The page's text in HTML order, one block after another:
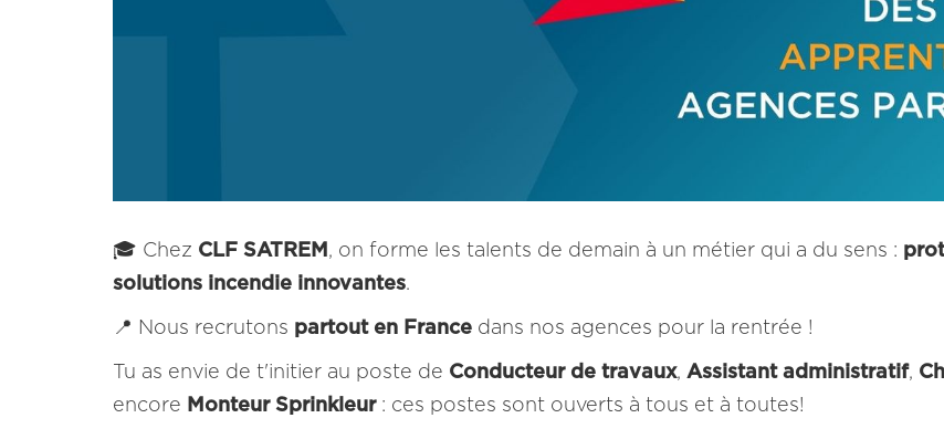
🎓 Chez CLF SATREM , on forme les talents de demain à un métier qui a du sens :
solutions incendie innovantes.
📍 Nous recrutons partout en France dans nos agences pour la rentrée !
Tu as envie de t'initier au poste de Conducteur de travaux, Assistant administratif,
encore Monteur Sprinkleur: ces postes sont ouverts à tous et à toutes!